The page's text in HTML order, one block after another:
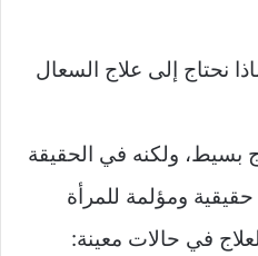
نحتاج إلى علاج السعال
بسيط، ولكنه في الحقيقة
ومؤلمة للمرأة
في حالات معينة: